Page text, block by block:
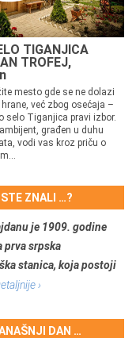
TIGANJICA
TROFEJ,
mesto gde se ne dolazi
već zbog osećaja –
selo Tiganjica pravi izbor.
građen u duhu
vodi vas kroz priču o
STE ZNALI …?
je 1909. godine
prva srpska
stanica, koja postoji
›
DAN …